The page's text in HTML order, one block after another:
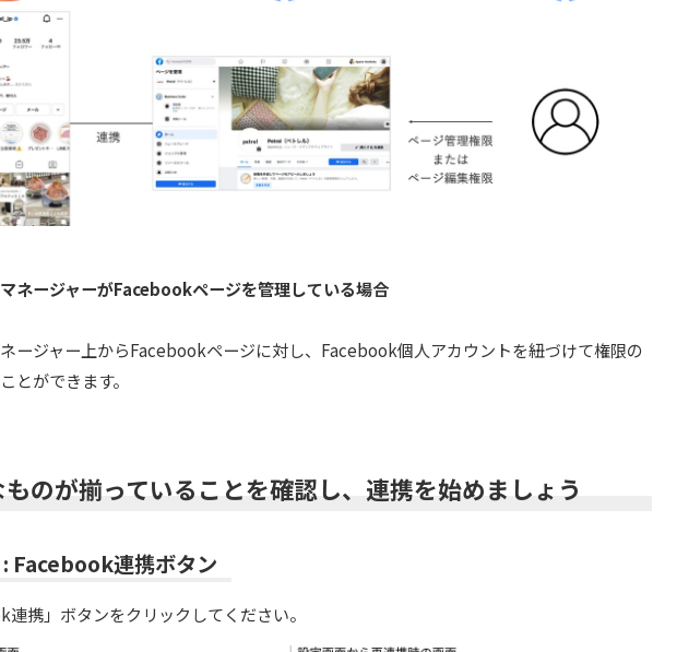
ネージャーがFacebookページを管理している場合
ージャー上からFacebookページに対し、Facebook個人アカウントを紐づけて権限の
とができます。
のが揃っていることを確認し、連携を始めましょう
Facebook連携ボタン
連携」ボタンをクリックしてください。